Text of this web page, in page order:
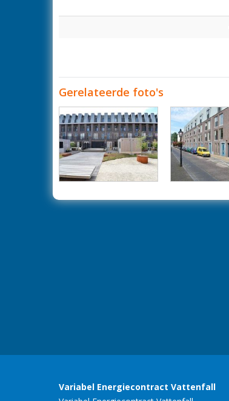
Gerelateerde foto's